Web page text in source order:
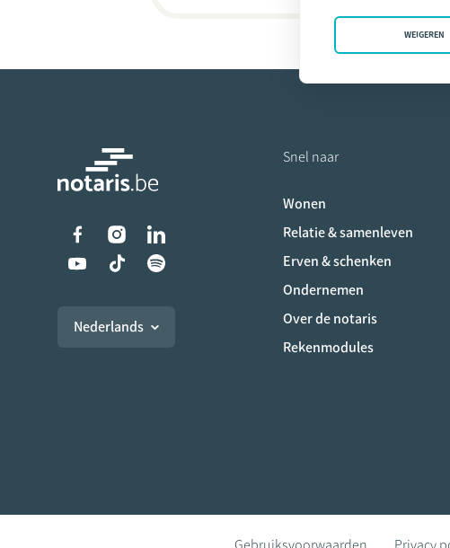
Liens vers les réseaux
Nederlands
Snel naar
Wonen
Relatie & samenleven
Erven & schenken
Ondernemen
Over de notaris
Rekenmodules
WEIGEREN